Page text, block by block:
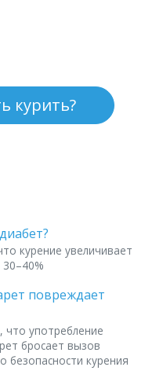
курить?
курение увеличивает
повреждает
что употребление
бросает вызов
курения